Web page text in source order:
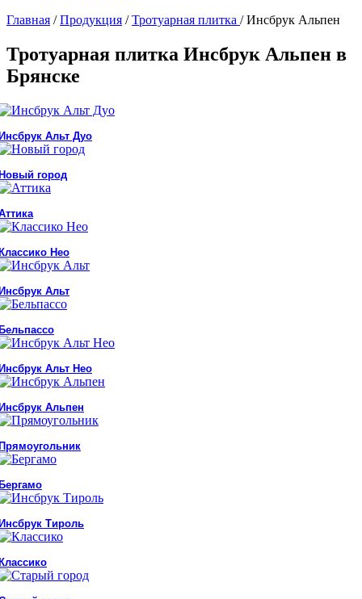
Главная /Продукция /Тротуарная плитка /Инсбрук Альпен
Тротуарная плитка Инсбрук Альпен в
Брянске
Альт Дуо
город
Нео
Альт
Альт Нео
Альпен
Тироль